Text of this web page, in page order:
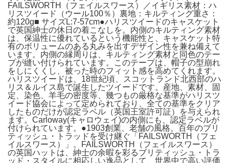
FAILSWORTH（フェイルスワース）／イギリス素材：ハ
リスツイード（ウール100％）裏地：キルティング重さ：
約120g■ サイズL:7-57cm●ハリスツイードのキャスケット
で英国紳士の休日の着こなしを。内側のキルティング素材
は、保温性に優れているという機能性と、キャスケット特
有のボリュームのある丸みを出すデザイン性を兼ね備えて
います。内側の縁周りは、キルティング素材と同色のテー
プが縫い付けられています。このテープは、帽子の型崩れ
をしにくくし、被った時のフィット感を高めてくれます。
ハリスツイードは、18世紀頃、スコットランド北西部のハ
リス＆ルイス島で誕生したツイードです。産地、素材、固
定、染色、羊毛の密度等、幾つもの厳格な基準がハリスツ
イード協会によって定められており、全ての基準をクリア
したものだけが認定ラベル（英国王室許可証）を与えられ
ます。Carloway(キャロウェイ)の内側にも、認定ラベルが
付けられています。●1903創業、老舗の風格。百年のブリ
ティッシュ・トラッドを受け継ぐ「FAILSWORTH（フェ
イルスワース）」。FAILSWORTH（フェイルスワース）
の英国ハットは、紳士の余暇を彩るブリティッシュ・トラ
ッド・スタイルに相応しい逸品として、世界中で高い評価